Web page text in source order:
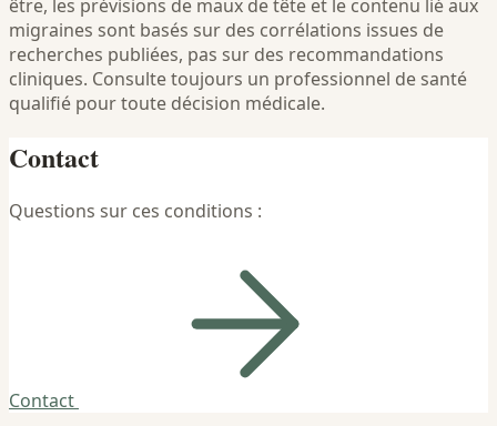
être, les prévisions de maux de tête et le contenu lié aux
migraines sont basés sur des corrélations issues de
recherches publiées, pas sur des recommandations
cliniques. Consulte toujours un professionnel de santé
qualifié pour toute décision médicale.
Contact
Questions sur ces conditions :
Contact